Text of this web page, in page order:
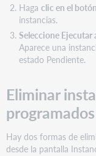
Haga clic en el
instancias.
Seleccione Ejecutar
Aparece una
estado Pendiente.
Eliminar
programados
Hay dos formas de
desde la pantalla